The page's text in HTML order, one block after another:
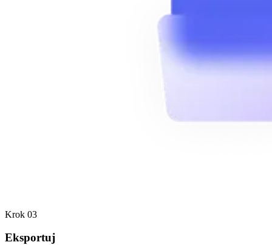
Krok 03
Eksportuj